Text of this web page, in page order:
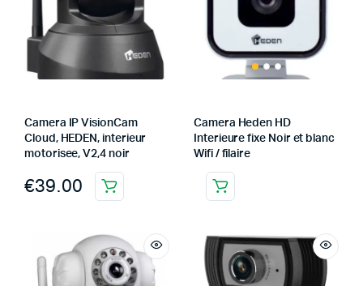
Camera IP VisionCam
Cloud, HEDEN, interieur
motorisee, V2,4 noir
€39.00
Camera Heden HD
Interieure fixe Noir et blanc
Wifi / filaire